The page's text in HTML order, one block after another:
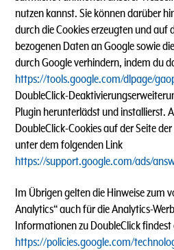
nutzen kannst. Sie können darüber
durch die Cookies erzeugten und auf
bezogenen Daten an Google sowie
durch Google verhindern, indem du
https://tools.google.com/dlpage/
DoubleClick-
Plugin herunterlädst und installierst.
DoubleClick-Cookies auf der Seite
unter dem folgenden Link
https://support.google.com/ads/
Im Übrigen gelten die Hinweise zum
Analytics“ auch für die Analytics-
Informationen zu DoubleClick findest
https://policies.google.com/